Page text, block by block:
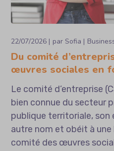
22/07/2026 parSofia
Du comité
œuvres sociales en
Le comité d’entreprise
bien connue du secteur
publique territoriale, son
autre nom et obéit à
comité des œuvres